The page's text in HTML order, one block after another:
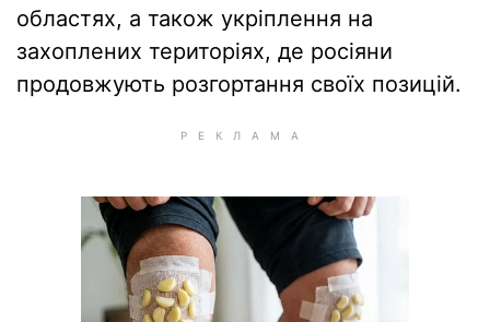
областях, а також укріплення на
захоплених територіях, де росіяни
продовжують розгортання своїх позицій.